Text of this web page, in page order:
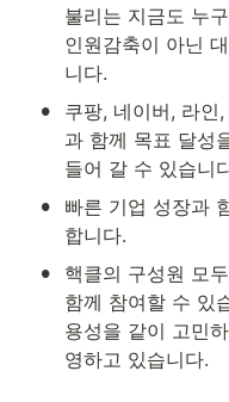
불리는 지금도 누
인원감축이 아닌
니다.
•
쿠팡, 네이버, 라인
과 함께 목표 달성
들어 갈 수 있습니
•
빠른 기업 성장과
합니다.
•
핵클의 구성원 모
함께 참여할 수 있
용성을 같이 고민
영하고 있습니다.